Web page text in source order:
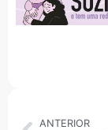
ANTERIOR